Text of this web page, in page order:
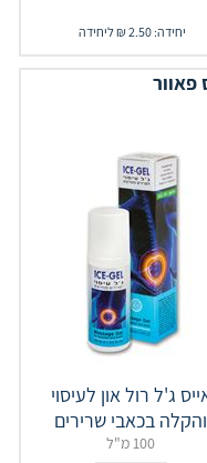
יחידה: 2.50 ₪ ליחידה
פאוור
ג'ל רול און לעיסוי
והקלה בכאבי שרירים
100 מ"ל